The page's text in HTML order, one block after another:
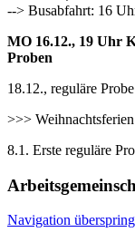
--> Busabfahrt: 16
MO 16.12., 19 Uhr
Proben
18.12., reguläre
>>>
8.1. Erste reguläre
Navigation